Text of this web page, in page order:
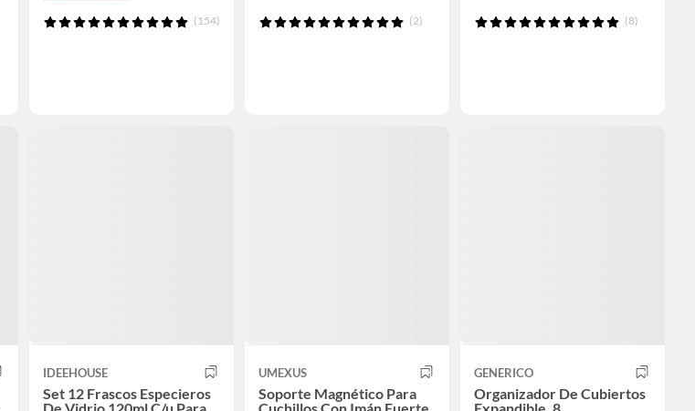
(154) (2) (8)
IDEEHOUSE
Set 12 Frascos Especieros
De Vidrio 120ml C/u Para
UMEXUS
Soporte Magnético Para
Cuchillos Con Imán Fuerte
GENERICO
Organizador De Cubiertos
Expandible, 8